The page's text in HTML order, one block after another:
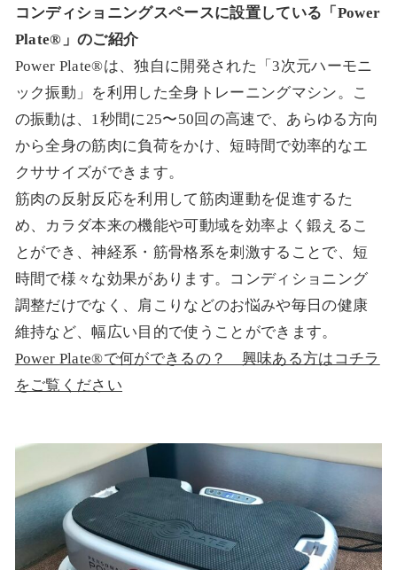
コンディショニングスペースに設置している「Power
Plate®」のご紹介
Power Plate®は、独自に開発された「3次元ハーモニ
ック振動」を利用した全身トレーニングマシン。こ
の振動は、1秒間に25〜50回の高速で、あらゆる方向
から全身の筋肉に負荷をかけ、短時間で効率的なエ
クササイズができます。
筋肉の反射反応を利用して筋肉運動を促進するた
め、カラダ本来の機能や可動域を効率よく鍛えるこ
とができ、神経系・筋骨格系を刺激することで、短
時間で様々な効果があります。コンディショニング
調整だけでなく、肩こりなどのお悩みや毎日の健康
維持など、幅広い目的で使うことができます。
Power Plate®で何ができるの？ 興味ある方はコチラ
をご覧ください